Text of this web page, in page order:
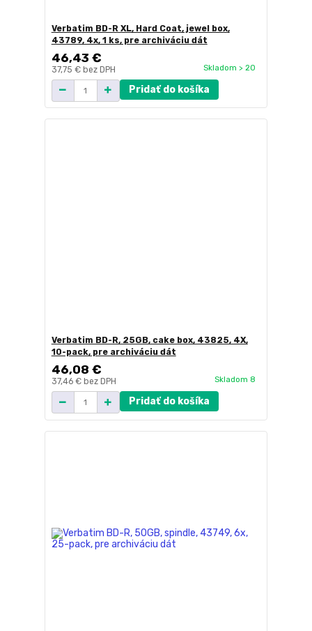
Verbatim BD-R XL, Hard Coat, jewel box,
43789, 4x, 1 ks, pre archiváciu dát
46,43 €
37,75 € bez DPH Skladom > 20
Pridať do košíka
Verbatim BD-R, 25GB, cake box, 43825, 4X,
10-pack, pre archiváciu dát
46,08 €
37,46 € bez DPH Skladom 8
Pridať do košíka